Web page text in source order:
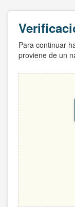
Para continuar
proviene de un